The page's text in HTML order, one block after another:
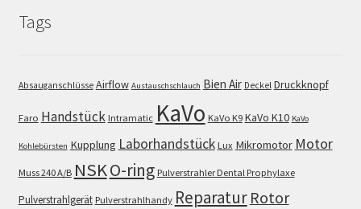
Tags
Absauganschlüsse Airflow Austauschschlauch Bien Air Deckel Druckknopf
Faro Handstück Intramatic KaVo KaVo K9 KaVo K10 KaVo
Kohlebürsten Kupplung Laborhandstück Lux Mikromotor Motor
Muss 240 A/B NSKO-ring Pulverstrahler Dental Prophylaxe
Pulverstrahlgerät Pulverstrahlhandy Reparatur Rotor